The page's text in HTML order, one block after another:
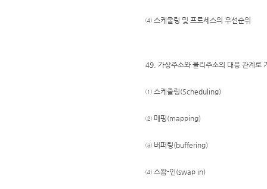
④ 스케줄링 및 프로세스의 우선순위
49. 가상주소와 물리주소의 대응 관계로
① 스케줄링(Scheduling)
② 매핑(mapping)
③ 버퍼링(buffering)
④ 스왑-인(swap in)